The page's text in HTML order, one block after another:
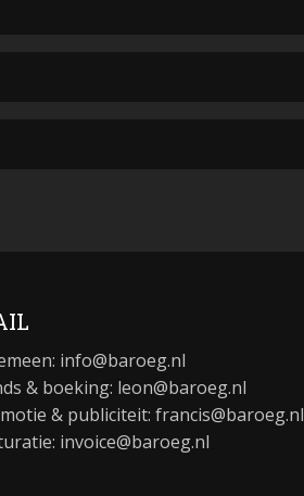
info@baroeg.nl
& boeking: leon@baroeg.nl
& publiciteit: francis@baroeg.nl
invoice@baroeg.nl